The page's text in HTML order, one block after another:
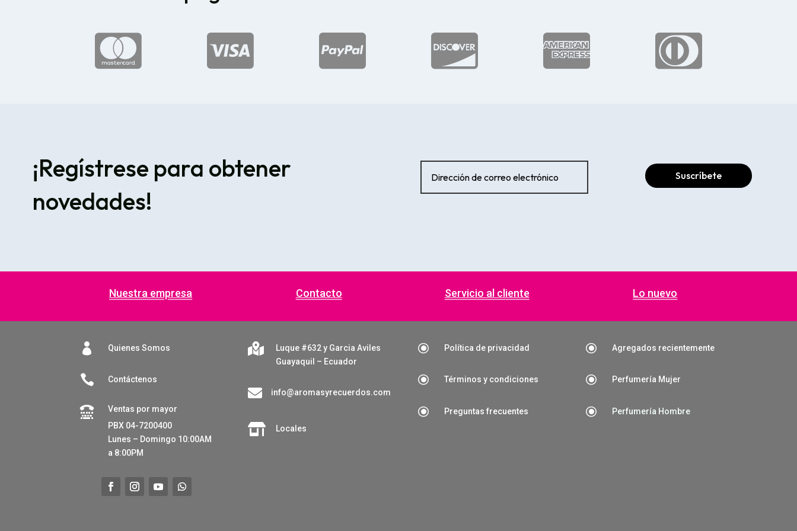
     
¡Regístrese para obtener
novedades!
Suscríbete
Nuestra empresa Contacto Servicio al cliente Lo nuevo
 Quienes Somos
 Contáctenos

Ventas por mayor
PBX 04-7200400
Lunes – Domingo 10:00AM
a 8:00PM

Luque #632 y Garcia Aviles
Guayaquil – Ecuador
 info@aromasyrecuerdos.com
 Locales
\ Política de privacidad
\ Términos y condiciones
\ Preguntas frecuentes
\ Agregados recientemente
\ Perfumería Mujer
\ Perfumería Hombre